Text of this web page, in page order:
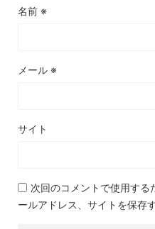
名前 ※
メール ※
サイト
次回のコメントで使用する
ールアドレス、サイトを保存す